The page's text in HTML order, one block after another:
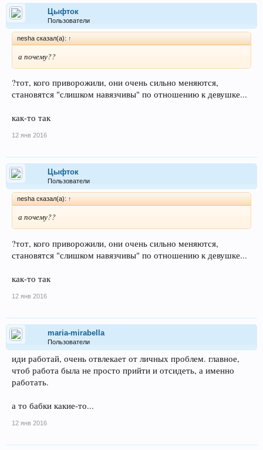
Цыфток
Пользователи
nesha сказал(а): ↑
а почему??
?тот, кого приворожили, они очень сильно меняются,
становятся "слишком навязчивы" по отношению к девушке...
как-то так
12 янв 2016
Цыфток
Пользователи
nesha сказал(а): ↑
а почему??
?тот, кого приворожили, они очень сильно меняются,
становятся "слишком навязчивы" по отношению к девушке...
как-то так
12 янв 2016
maria-mirabella
Пользователи
иди работай, очень отвлекает от личных проблем. главное,
чтоб работа была не просто прийти и отсидеть, а именно
работать.
а то бабки какие-то...
12 янв 2016